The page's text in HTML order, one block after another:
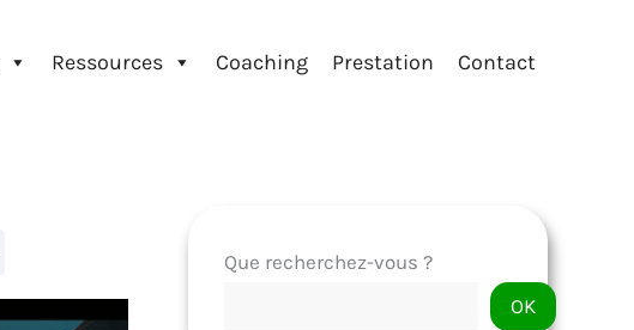
Ressources Coaching Prestation Contact
Que recherchez-vous ?
OK